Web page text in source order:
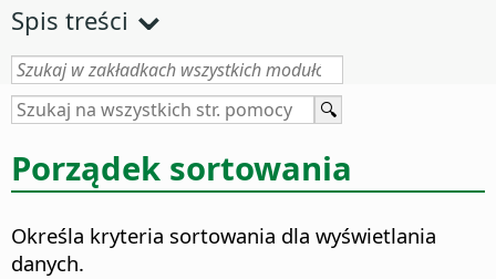
Spis treści
Porządek sortowania
Określa kryteria sortowania dla wyświetlania
danych.